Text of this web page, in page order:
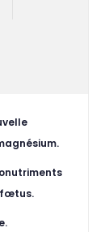
fœtus.